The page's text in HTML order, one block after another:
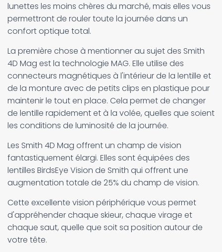
lunettes les moins chères du marché, mais elles vous
permettront de rouler toute la journée dans un
confort optique total.
La première chose à mentionner au sujet des Smith
4D Mag est la technologie MAG. Elle utilise des
connecteurs magnétiques à l'intérieur de la lentille et
de la monture avec de petits clips en plastique pour
maintenir le tout en place. Cela permet de changer
de lentille rapidement et à la volée, quelles que soient
les conditions de luminosité de la journée.
Les Smith 4D Mag offrent un champ de vision
fantastiquement élargi. Elles sont équipées des
lentilles BirdsEye Vision de Smith qui offrent une
augmentation totale de 25% du champ de vision.
Cette excellente vision périphérique vous permet
d'appréhender chaque skieur, chaque virage et
chaque saut, quelle que soit sa position autour de
votre tête.